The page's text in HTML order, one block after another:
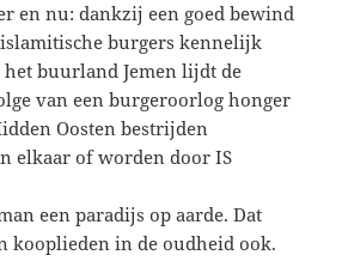
en nu: dankzij een goed bewind
burgers kennelijk
buurland Jemen lijdt de
van een burgeroorlog honger
Oosten bestrijden
elkaar of worden door IS
een paradijs op aarde. Dat
kooplieden in de oudheid ook.